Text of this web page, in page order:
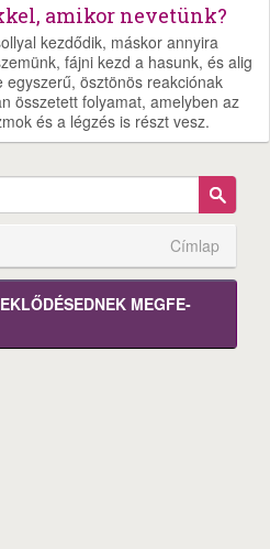
amikor nevetünk?
kezdődik, máskor annyira
fájni kezd a hasunk, és alig
ösztönös reakciónak
összetett folyamat, amelyben az
és a légzés is részt vesz.
Címlap
MEGFE­